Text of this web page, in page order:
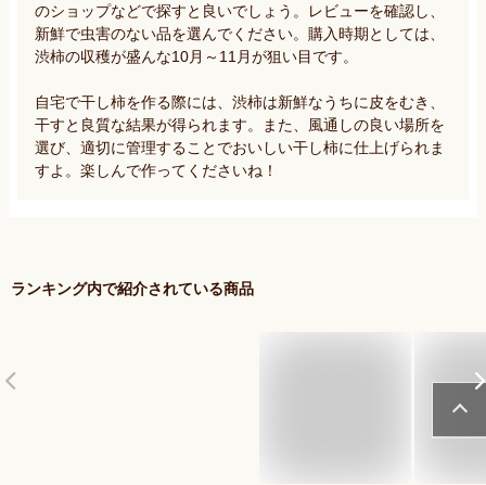
のショップなどで探すと良いでしょう。レビューを確認し、
新鮮で虫害のない品を選んでください。購入時期としては、
渋柿の収穫が盛んな10月～11月が狙い目です。
自宅で干し柿を作る際には、渋柿は新鮮なうちに皮をむき、
干すと良質な結果が得られます。また、風通しの良い場所を
選び、適切に管理することでおいしい干し柿に仕上げられま
すよ。楽しんで作ってくださいね！
ランキング内で紹介されている商品